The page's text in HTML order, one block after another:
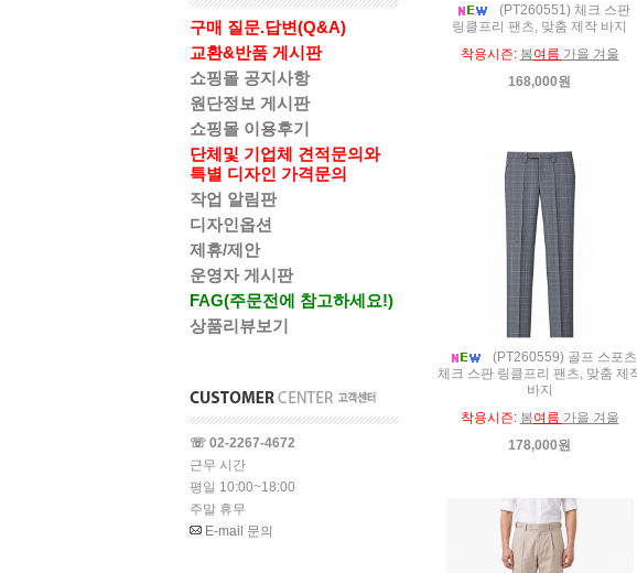
구매 질문.답변(Q&A)
교환&반품 게시판
쇼핑몰 공지사항
원단정보 게시판
쇼핑몰 이용후기
단체및 기업체 견적문의와
특별 디자인 가격문의
작업 알림판
디자인옵션
제휴/제안
운영자 게시판
FAG(주문전에 참고하세요!)
상품리뷰보기
☏ 02-2267-4672
근무 시간
평일 10:00~18:00
주말 휴무
E-mail 문의
(PT260551) 체크 스판
링클프리 팬츠, 맞춤 제작 바지
착용시즌: 봄여름 가을 겨울
168,000원
(PT260559) 골프 스포츠
체크 스판 링클프리 팬츠, 맞춤 제
바지
착용시즌: 봄여름 가을 겨울
178,000원